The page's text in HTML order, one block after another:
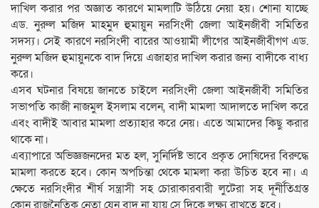
দাখিল করার পর অজ্ঞাত কারণে মামলাটি উঠিয়ে নেয়া হয়। শোনা যাচ্ছে
এড. নুরুল মজিদ মাহমুদ হুমায়ুন নরসিংদী জেলা আইনজীবী সমিতির
সদস্য। সেই কারণে নরসিংদী বারের আওয়ামী লীগের আইনজীবীগণ এড.
নুরুল মজিদ হুমায়ুনকে বাদ দিয়ে এজাহার দাখিল করার জন্য বাদীকে বাধ্য
করে।
এসব ঘটনার বিষয়ে জানতে চাইলে নরসিংদী জেলা আইনজীবী সমিতির
সভাপতি কাজী নাজমুল ইসলাম বলেন, বাদী মামলা আদালতে দাখিল করে
এবং বাদীই আবার মামলা প্রত্যাহার করে নেয়। এতে আমাদের কিছু করার
থাকে না।
এব্যাপারে অভিজ্ঞজনদের মত হল, সুনির্দিষ্ট ভাবে প্রকৃত দোষিদের বিরুদ্ধে
মামলা করতে হবে। কোন অপচিন্তা থেকে মামলা করা উচিত হবে না। এ
ক্ষেতে নরসিংদীর শীর্ষ সন্ত্রাসী সহ চোরাকারবারী লুটেরা সহ দূর্নীতিগ্রস্ত